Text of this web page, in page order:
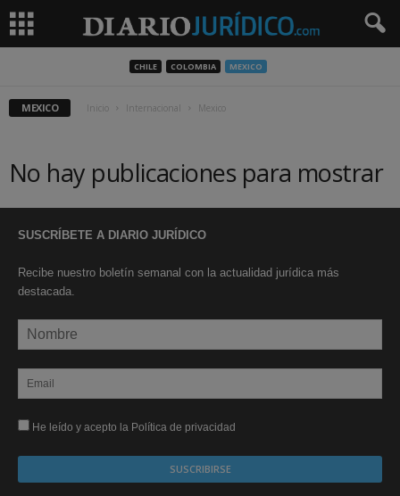
CHILE COLOMBIA MEXICO
MEXICO Inicio Internacional Mexico
No hay publicaciones para mostrar
SUSCRÍBETE A DIARIO JURÍDICO
Recibe nuestro boletín semanal con la actualidad jurídica más
destacada.
He leído y acepto la Política de privacidad